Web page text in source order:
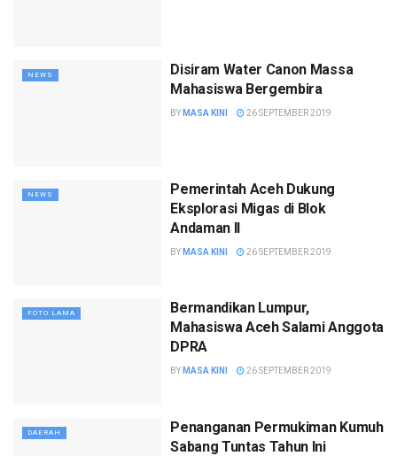
NEWS
Disiram Water Canon Massa
Mahasiswa Bergembira
BY MASA KINI 26 SEPTEMBER 2019
NEWS
Pemerintah Aceh Dukung
Eksplorasi Migas di Blok
Andaman II
BY MASA KINI 26 SEPTEMBER 2019
FOTO LAMA
Bermandikan Lumpur,
Mahasiswa Aceh Salami Anggota
DPRA
BY MASA KINI 26 SEPTEMBER 2019
DAERAH
Penanganan Permukiman Kumuh
Sabang Tuntas Tahun Ini